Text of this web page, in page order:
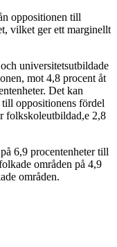
oppositionen till
vilket ger ett marginellt
universitetsutbildade
mot 4,8 procent åt
Det kan
oppositionens fördel
folkskoleutbildad,e 2,8
6,9 procentenheter till
områden på 4,9
områden.